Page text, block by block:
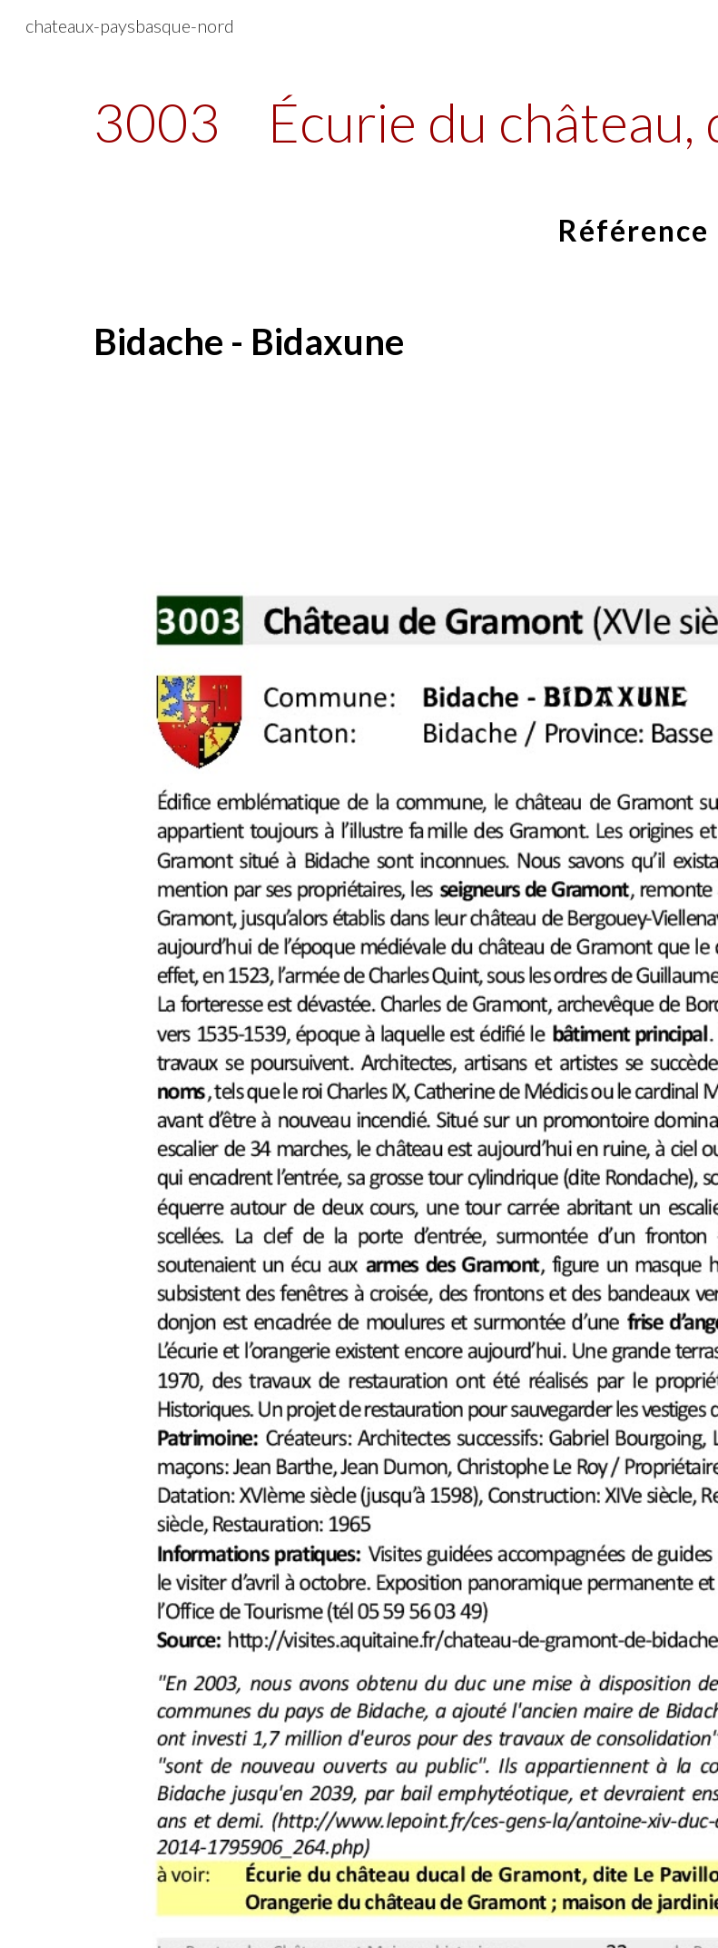
chateaux-paysbasque-nord
3003 Écurie du château,
Référence
Bidache - Bidaxune